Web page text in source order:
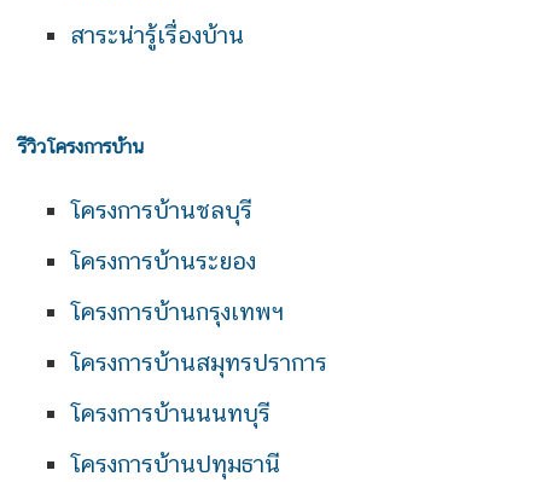
สาระน่ารู้เรื่องบ้าน
รีวิวโครงการบ้าน
โครงการบ้านชลบุรี
โครงการบ้านระยอง
โครงการบ้านกรุงเทพฯ
โครงการบ้านสมุทรปราการ
โครงการบ้านนนทบุรี
โครงการบ้านปทุมธานี